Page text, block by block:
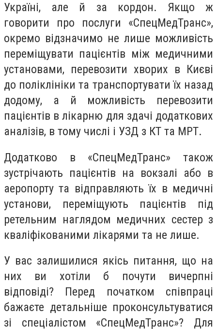
Україні, але й за кордон. Якщо ж
говорити про послуги «СпецМедТранс»,
окремо відзначимо не лише можливість
переміщувати пацієнтів між медичними
установами, перевозити хворих в Києві
до поліклініки та транспортувати їх назад
додому, а й можливість перевозити
пацієнтів в лікарню для здачі додаткових
аналізів, в тому числі і УЗД з КТ та МРТ.
Додатково в «СпецМедТранс» також
зустрічають пацієнтів на вокзалі або в
аеропорту та відправляють їх в медичні
установи, переміщують пацієнтів під
ретельним наглядом медичних сестер з
кваліфікованими лікарями та не лише.
У вас залишилися якісь питання, що на
них ви хотіли б почути вичерпні
відповіді? Перед початком співпраці
бажаєте детальніше проконсультуватися
зі спеціалістом «СпецМедТранс»? Для